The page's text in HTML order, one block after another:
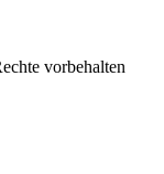
vorbehalten